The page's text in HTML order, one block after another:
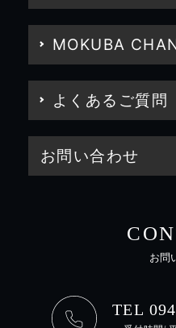
MOKUBA
よくあるご質問
お問い合わせ
お問
TEL